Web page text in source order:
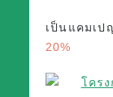
เป็นแคมเ
20%